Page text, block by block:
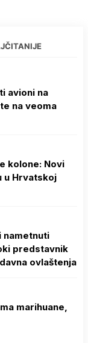
avioni na
na veoma
kolone: Novi
u Hrvatskoj
nametnuti
predstavnik
ovlaštenja
marihuane,